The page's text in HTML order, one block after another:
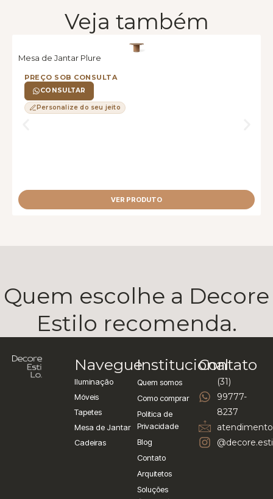
Veja também
Mesa de Jantar Plure
PREÇO SOB CONSULTA
CONSULTAR
Personalize do seu jeito
VER PRODUTO
Quem escolhe a Decore
Estilo recomenda.
Navegue
Iluminação
Móveis
Tapetes
Mesa de Jantar
Cadeiras
Institucional
Quem somos
Como comprar
Politica de
Privacidade
Blog
Contato
Arquitetos
Soluções
Contato
(31)
99777-
8237